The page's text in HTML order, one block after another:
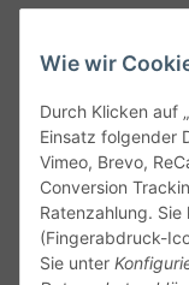
Wie wir
Durch Klicken auf
Einsatz folgender
Vimeo, Brevo,
Conversion
Ratenzahlung.
(Fingerabdruck-
Sie unter
Service
Gesetzliche
Alle technischen